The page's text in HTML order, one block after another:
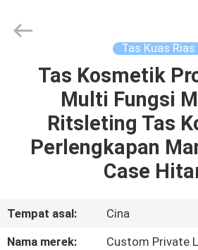
RUMAH
PRODUK
TUR
Tas Kuas Rias
Tas Kosmetik
Multi Fungsi
Ritsleting Tas
Perlengkapan
Case
Tempat asal:
Cina
Nama merek:
Custom Private